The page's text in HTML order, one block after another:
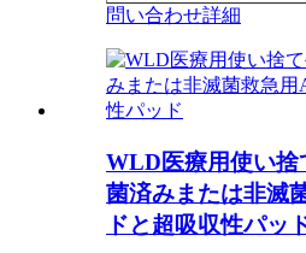
問い合わせ詳細
WLD医療用使い捨
菌済みまたは非滅
ドと超吸収性パッ